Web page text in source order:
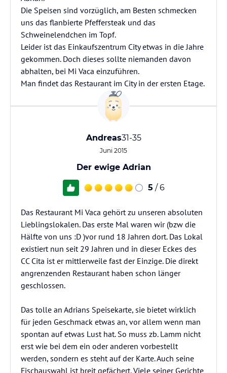
Die Speisen sind vorzüglich, am Besten schmecken
uns das flanbierte Pfeffersteak und das
Schweinelendchen im Topf.
Leider ist das Einkaufszentrum City etwas in die Jahre
gekommen. Doch dieses sollte niemanden davon
abhalten, bei Mi Vaca einzuführen.
Man findet das Restaurant im City in der ersten Etage.
Andreas31-35
Juni 2015
Der ewige Adrian
5 / 6
Das Restaurant Mi Vaca gehört zu unseren absoluten
Lieblingslokalen. Das erste Mal waren wir (bzw die
Hälfte von uns :D )vor rund 18 Jahren dort. Das Lokal
existiert nun seit 29 Jahren und in dieser Eckes des
CC Cita ist er mittlerweile fast der Einzige. Die direkt
angrenzenden Restaurant haben schon länger
geschlossen.
Das tolle an Adrians Speisekarte, sie bietet wirklich
für jeden Geschmack etwas an, vor allem wenn man
spontan auf etwas Lust hat. So muss zb. Lamm nicht
erst wie bei dem ein oder anderen vorbestellt
werden, sondern es steht auf der Karte. Auch seine
Fischauswahl ist breit gefächert. Viele seiner Gerichte